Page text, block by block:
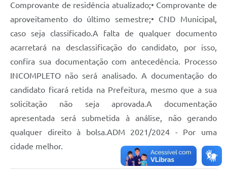
Comprovante de residência atualizado;• Comprovante de
aproveitamento do último semestre;• CND Municipal,
caso seja classificado.A falta de qualquer documento
acarretará na desclassificação do candidato, por isso,
confira sua documentação com antecedência. Processo
INCOMPLETO não será analisado. A documentação do
candidato ficará retida na Prefeitura, mesmo que a sua
solicitação não seja aprovada.A documentação
apresentada será submetida à análise, não gerando
qualquer direito à bolsa.ADM 2021/2024 - Por uma
cidade melhor.